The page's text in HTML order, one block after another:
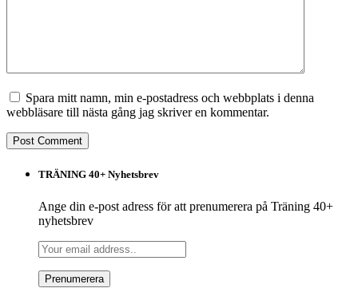
Spara mitt namn, min e-postadress och webbplats i denna
webbläsare till nästa gång jag skriver en kommentar.
TRÄNING 40+ Nyhetsbrev
Ange din e-post adress för att prenumerera på Träning 40+
nyhetsbrev